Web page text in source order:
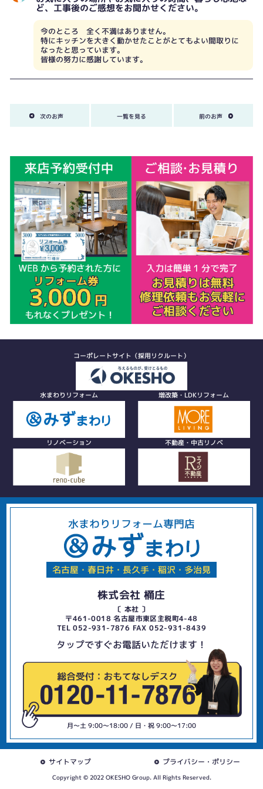
ど、工事後のご感想をお聞かせください。
今のところ 全く不満はありません。
特にキッチンを大きく動かせたことがとてもよい間取りに
なったと思っています。
皆様の努力に感謝しています。
次のお声 一覧を見る 前のお声
コーポレートサイト（採用リクルート）
水まわりリフォーム 増改築・LDKリフォーム
リノベーション 不動産・中古リノベ
水まわりリフォーム専門店
名古屋・春日井・長久手・稲沢・多治見
株式会社 桶庄
〔 本社 〕
〒461-0018 名古屋市東区主税町4-48
TEL 052-931-7876 FAX 052-931-8439
タップですぐお電話いただけます！
月〜土 9:00〜18:00 / 日・祝 9:00〜17:00
サイトマップ プライバシー・ポリシー
Copyright © 2022 OKESHO Group. All Rights Reserved.